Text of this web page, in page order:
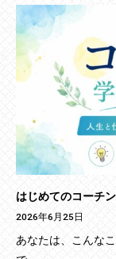
はじめてのコーチ
2026年6月25日
あなたは、こんな